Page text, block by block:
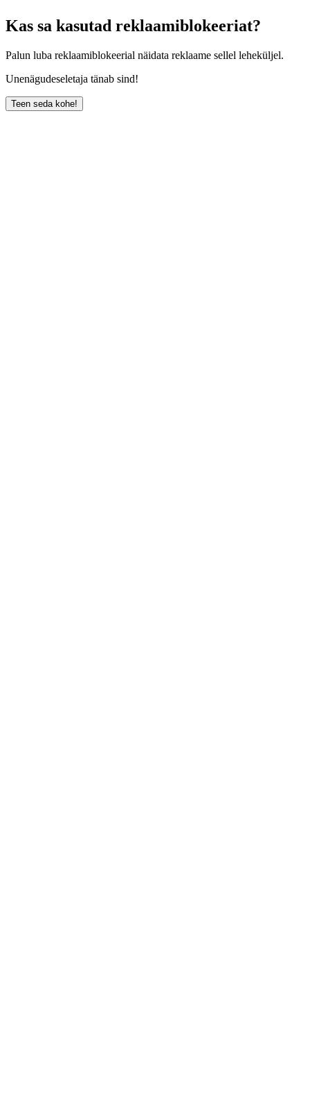
Kas sa kasutad reklaamiblokeeriat?
Palun luba reklaamiblokeerial näidata reklaame sellel leheküljel.
Unenägudeseletaja tänab sind!
Teen seda kohe!